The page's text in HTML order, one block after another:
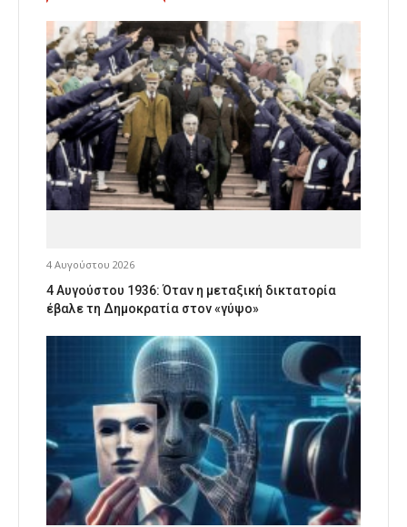
4 Αυγούστου 2026
4 Αυγούστου 1936: Όταν η μεταξική δικτατορία
έβαλε τη Δημοκρατία στον «γύψο»